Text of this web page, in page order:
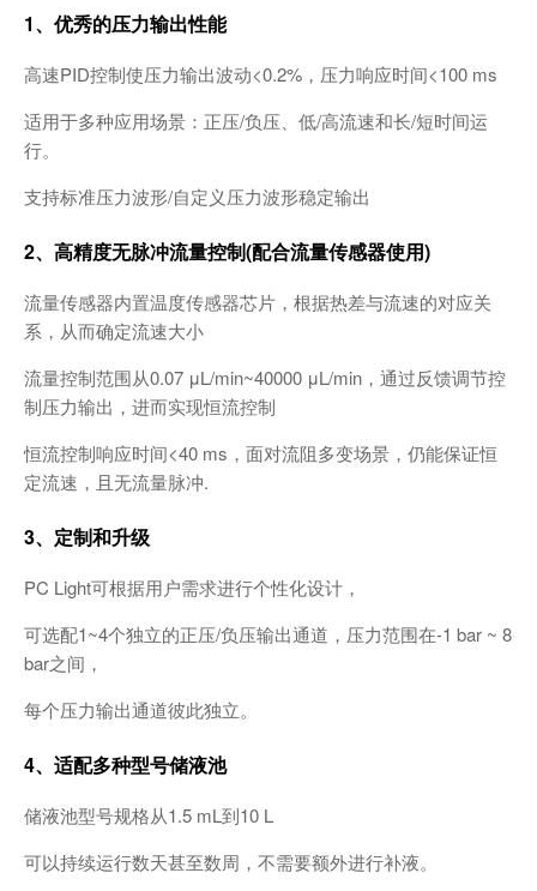
1、优秀的压力输出性能
高速PID控制使压力输出波动<0.2%，压力响应时间<100 ms
适用于多种应用场景：正压/负压、低/高流速和长/短时间运
行。
支持标准压力波形/自定义压力波形稳定输出
2、高精度无脉冲流量控制(配合流量传感器使用)
流量传感器内置温度传感器芯片，根据热差与流速的对应关
系，从而确定流速大小
流量控制范围从0.07 μL/min~40000 μL/min，通过反馈调节控
制压力输出，进而实现恒流控制
恒流控制响应时间<40 ms，面对流阻多变场景，仍能保证恒
定流速，且无流量脉冲.
3、定制和升级
PC Light可根据用户需求进行个性化设计，
可选配1~4个独立的正压/负压输出通道，压力范围在-1 bar ~ 8
bar之间，
每个压力输出通道彼此独立。
4、适配多种型号储液池
储液池型号规格从1.5 mL到10 L
可以持续运行数天甚至数周，不需要额外进行补液。